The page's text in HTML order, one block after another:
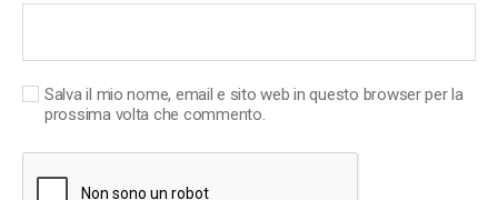
Salva il mio nome, email e sito web in questo browser per la
prossima volta che commento.